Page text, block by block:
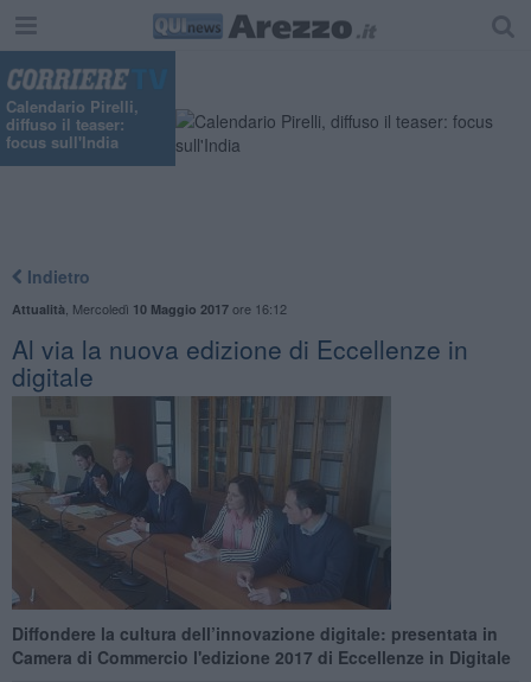
Calendario Pirelli,
diffuso il teaser:
focus sull'India
Indietro
Attualità Mercoledì 10 Maggio 2017ore 16:12
Al via la nuova edizione di Eccellenze in
digitale
Diffondere la cultura dell’innovazione digitale: presentata in
Camera di Commercio l'edizione 2017 di Eccellenze in Digitale